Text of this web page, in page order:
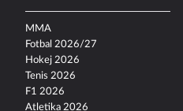
MMA
Fotbal 2026/27
Hokej 2026
Tenis 2026
F1 2026
Atletika 2026